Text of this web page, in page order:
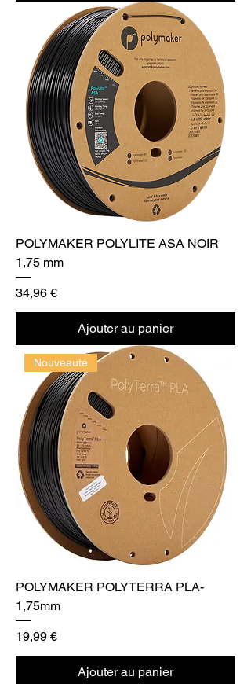
POLYMAKER POLYLITE ASA NOIR
1,75 mm
Prix
34,96 €
Ajouter au panier
Nouveauté
POLYMAKER POLYTERRA PLA-
1,75mm
Prix
19,99 €
Ajouter au panier